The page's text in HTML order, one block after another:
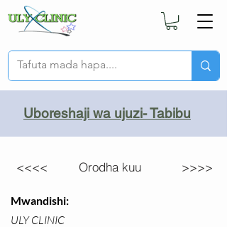
Uboreshaji wa ujuzi- Tabibu
<<<< Orodha kuu >>>>
Mwandishi:
ULY CLINIC